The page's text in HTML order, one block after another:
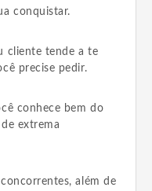
conquistar.
cliente tende a te
precise pedir.
conhece bem do
extrema
além de